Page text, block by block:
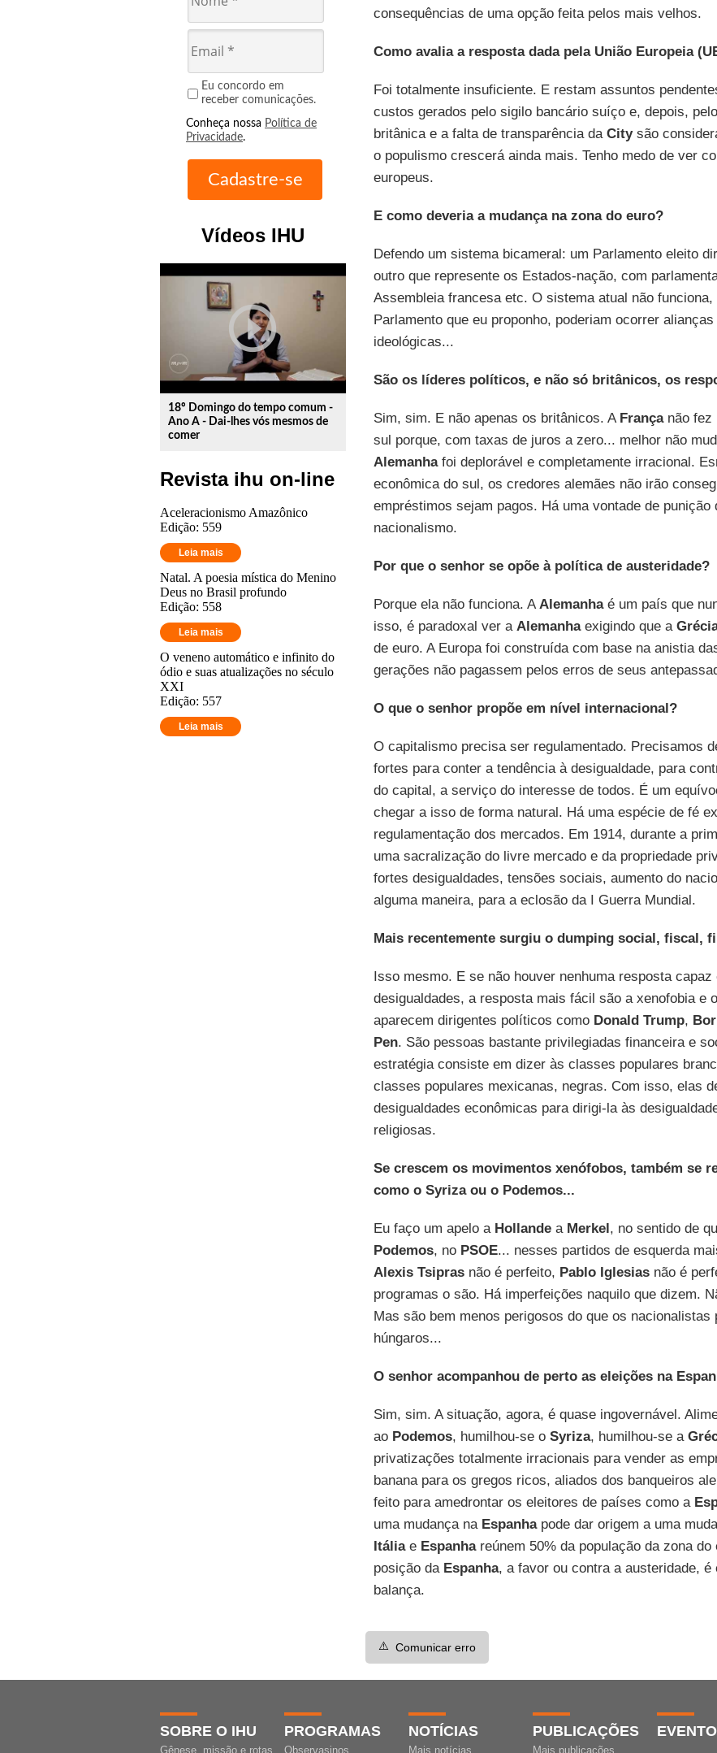
Eu concordo em
receber comunicações.
Conheça nossa Política de
Privacidade.
Vídeos IHU
play_circle_outline
18º Domingo do tempo comum -
Ano A - Dai-lhes vós mesmos de
comer
Revista ihu on-line
Aceleracionismo Amazônico
Edição: 559
Leia mais
Natal. A poesia mística do Menino
Deus no Brasil profundo
Edição: 558
Leia mais
O veneno automático e infinito do
ódio e suas atualizações no século
XXI
Edição: 557
Leia mais
consequências de uma opção feita pelos mais velhos.
Como avalia a resposta dada pela União Europeia
Foi totalmente insuficiente. E restam assuntos
custos gerados pelo sigilo bancário suíço e, depois,
britânica e a falta de transparência da Citysão
o populismo crescerá ainda mais. Tenho medo de ver
europeus.
E como deveria a mudança na zona do euro?
Defendo um sistema bicameral: um Parlamento eleito
outro que represente os Estados-nação, com
Assembleia francesa etc. O sistema atual não
Parlamento que eu proponho, poderiam ocorrer
ideológicas...
São os líderes políticos, e não só britânicos, os
Sim, sim. E não apenas os britânicos. A Françanão fez
sul porque, com taxas de juros a zero... melhor não
Alemanhafoi deplorável e completamente irracional.
econômica do sul, os credores alemães não irão
empréstimos sejam pagos. Há uma vontade de punição
nacionalismo.
Por que o senhor se opõe à política de austeridade?
Porque ela não funciona. AAlemanhaé um país que
isso, é paradoxal ver a Alemanhaexigindo que a
de euro. A Europa foi construída com base na anistia
gerações não pagassem pelos erros de seus
O que o senhor propõe em nível internacional?
O capitalismo precisa ser regulamentado. Precisamos
fortes para conter a tendência à desigualdade, para
do capital, a serviço do interesse de todos. É um
chegar a isso de forma natural. Há uma espécie de fé
regulamentação dos mercados. Em 1914, durante a
uma sacralização do livre mercado e da propriedade
fortes desigualdades, tensões sociais, aumento do
alguma maneira, para a eclosão da I Guerra Mundial.
Mais recentemente surgiu o dumping social, fiscal,
Isso mesmo. E se não houver nenhuma resposta capaz
desigualdades, a resposta mais fácil são a xenofobia e
aparecem dirigentes políticos como Donald Trump,
Pen. São pessoas bastante privilegiadas financeira e
estratégia consiste em dizer às classes populares
classes populares mexicanas, negras. Com isso, elas
desigualdades econômicas para dirigi-la às
religiosas.
Se crescem os movimentos xenófobos, também se
como o Syriza ou o Podemos...
Eu faço um apelo a Hollandea Merkel, no sentido de
Podemos, no PSOE... nesses partidos de esquerda
Alexis Tsiprasnão é perfeito, Pablo Iglesiasnão é
programas o são. Há imperfeições naquilo que dizem.
Mas são bem menos perigosos do que os nacionalistas
húngaros...
O senhor acompanhou de perto as eleições na
Sim, sim. A situação, agora, é quase ingovernável.
ao Podemos, humilhou-se o Syriza, humilhou-se a
privatizações totalmente irracionais para vender as
banana para os gregos ricos, aliados dos banqueiros
feito para amedrontar os eleitores de países como a
uma mudança na Espanhapode dar origem a uma
Itáliae Espanhareúnem 50% da população da zona do
posição da Espanha, a favor ou contra a austeridade,
balança.
⚠️ Comunicar erro
SOBRE O IHU
Gênese, missão e rotas
PROGRAMAS
Observasinos
NOTÍCIAS
Mais notícias
PUBLICAÇÕES
Mais publicações